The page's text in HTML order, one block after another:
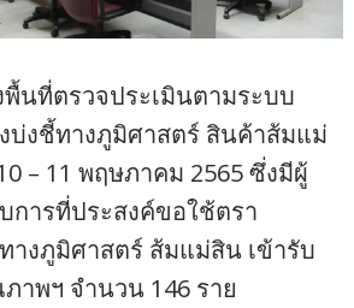
พื้นที่ตรวจประเมินตามระบบ
งชี้ทางภูมิศาสตร์ สินค้าส้มแม่
– 11 พฤษภาคม 2565 ซึ่งมีผู้
การที่ประสงค์ขอใช้ตรา
งภูมิศาสตร์ ส้มแม่สิน เข้ารับ
าพฯ จำนวน 146 ราย